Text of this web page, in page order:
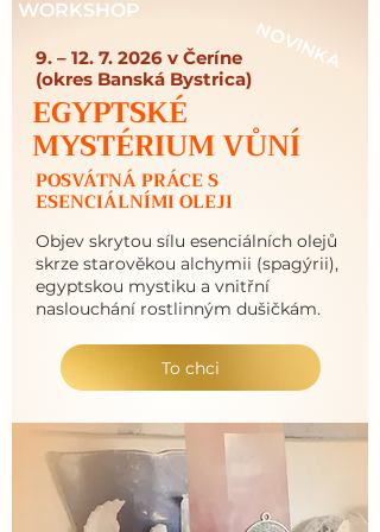
WORKSHOP
NOVINKA
9. – 12. 7. 2026 v Čeríne
(okres Banská Bystrica)
EGYPTSKÉ
MYSTÉRIUM VŮNÍ
POSVÁTNÁ PRÁCE S
ESENCIÁLNÍMI OLEJI
Objev skrytou sílu esenciálních olejů
skrze starověkou alchymii (spagýrii),
egyptskou mystiku a vnitřní
naslouchání rostlinným dušičkám.
To chci